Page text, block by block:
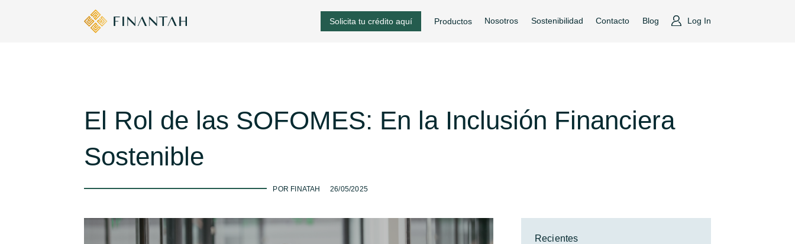
Solicita tu crédito aquí Productos Nosotros Sostenibilidad Contacto Blog Log In
El Rol de las SOFOMES: En la Inclusión Financiera
Sostenible
-
POR FINATAH 26/05/2025
Recientes